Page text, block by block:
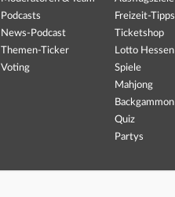
Podcasts
News-Podcast
Themen-Ticker
Voting
Freizeit-Tipps
Ticketshop
Lotto Hessen
Spiele
Mahjong
Backgammon
Quiz
Partys